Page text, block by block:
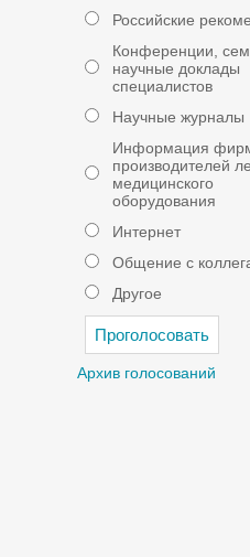
Российские
Конференции,
научные доклады
специалистов
Научные журналы
Информация
производителей
медицинского
оборудования
Интернет
Общение с
Другое
Архив голосований